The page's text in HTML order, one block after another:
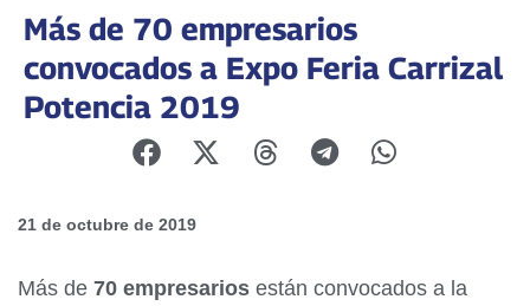
Más de 70 empresarios
convocados a Expo Feria Carrizal
Potencia 2019
21 de octubre de 2019
Más de 70 empresarios están convocados a la